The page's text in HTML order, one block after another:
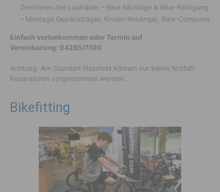
Zentrieren der Laufräder – Bike-Montage & Bike-Reinigung
– Montage Gepäckträger, Kinder-Anhänger, Bike-Computer
Einfach vorbeikommen oder Termin auf
Vereinbarung: 04285/7100
Achtung: Am Standort Nassfeld können nur kleine Notfall-
Reparaturen vorgenommen werden.
Bikefitting